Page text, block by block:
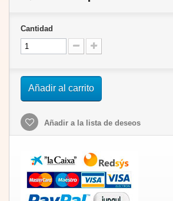
Cantidad
Añadir al carrito
Añadir a la lista de deseos